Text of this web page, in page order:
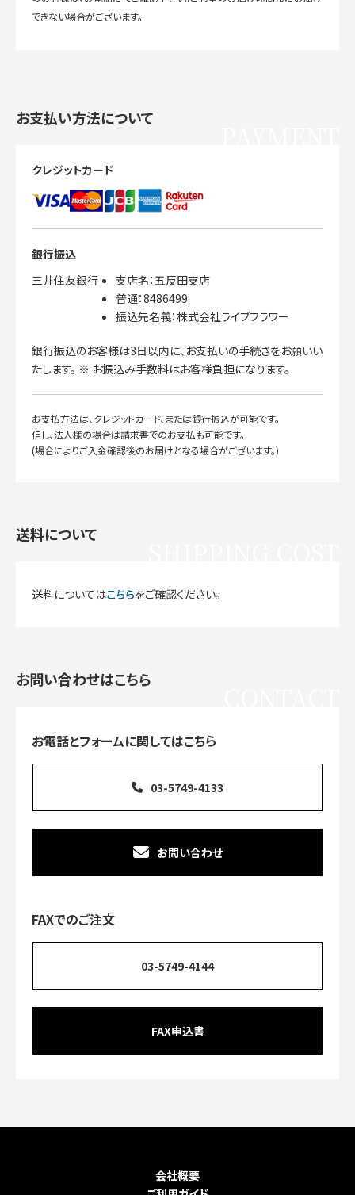
できない場合がございます。
お支払い方法について
クレジットカード
銀行振込
三井住友銀行
支店名：五反田支店
普通：8486499
振込先名義：株式会社ライブフラワー
銀行振込のお客様は3日以内に、お支払いの手続きをお願いい
たします。 ※ お振込み手数料はお客様負担になります。
お支払方法は、クレジットカード、または銀行振込が可能です。
但し、法人様の場合は請求書でのお支払も可能です。
(場合によりご入金確認後のお届けとなる場合がございます。)
送料について
送料についてはこちらをご確認ください。
お問い合わせはこちら
お電話とフォームに関してはこちら
03-5749-4133
お問い合わせ
FAXでのご注文
03-5749-4144
FAX申込書
会社概要